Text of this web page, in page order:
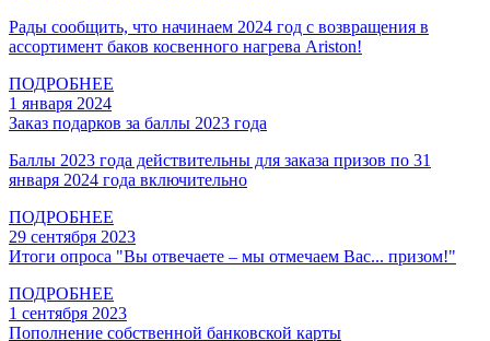
Рады сообщить, что начинаем 2024 год с возвращения в
ассортимент баков косвенного нагрева Ariston!
ПОДРОБНЕЕ
1 января 2024
Заказ подарков за баллы 2023 года
Баллы 2023 года действительны для заказа призов по 31
января 2024 года включительно
ПОДРОБНЕЕ
29 сентября 2023
Итоги опроса "Вы отвечаете – мы отмечаем Вас... призом!"
ПОДРОБНЕЕ
1 сентября 2023
Пополнение собственной банковской карты